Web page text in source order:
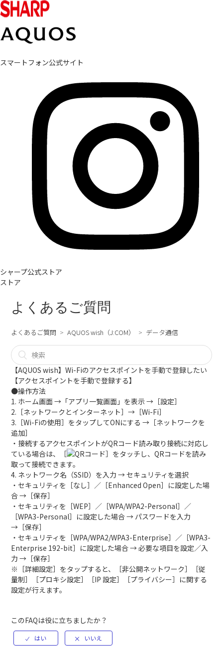
スマートフォン公式サイト
シャープ公式ストア
ストア
よくあるご質問
よくあるご質問 AQUOS wish（J:COM） データ通信
【AQUOS wish】Wi-Fiのアクセスポイントを手動で登録したい
【アクセスポイントを手動で登録する】
●操作方法
1. ホーム画面 →「アプリ一覧画面」を表示 →［設定］
2.［ネットワークとインターネット］→［Wi-Fi］
3.［Wi-Fiの使用］をタップしてONにする →［ネットワークを
追加］
・接続するアクセスポイントがQRコード読み取り接続に対応し
ている場合は、［
］をタッチし、QRコードを読み
取って接続できます。
4. ネットワーク名（SSID）を入力 → セキュリティを選択
・セキュリティを［なし］／［Enhanced Open］に設定した場
合 →［保存］
・セキュリティを［WEP］／［WPA/WPA2-Personal］／
［WPA3-Personal］に設定した場合 → パスワードを入力
→［保存］
・セキュリティを［WPA/WPA2/WPA3-Enterprise］／［WPA3-
Enterprise 192-bit］に設定した場合 → 必要な項目を設定／入
力 →［保存］
※［詳細設定］をタップすると、［非公開ネットワーク］［従
量制］［プロキシ設定］［IP 設定］［プライバシー］に関する
設定が行えます。
このFAQは役に立ちましたか？